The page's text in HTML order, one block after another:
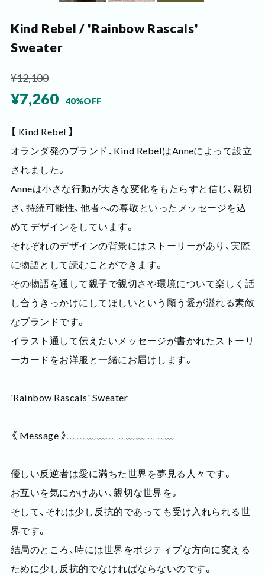
Kind Rebel / 'Rainbow Rascals'
Sweater
¥12,100
¥7,260 40%OFF
【 Kind Rebel 】
オランダ発のブランド、Kind RebelはAnneによって設立
されました。
Anneは小さな行動が大きな変化をもたらすと信じ、親切
さ、持続可能性、他者への尊敬といったメッセージを込
めてデザインをしています。
それぞれのデザインの背景にはストーリーがあり、実際
に物語として読むことができます。
その物語を通して親子で親切さや環境について楽しく話
し合うきっかけにしてほしいという願う愛が溢れる素敵
なブランドです。
イラスト通して伝えたいメッセージが書かれたストーリ
ーカードをお洋服と一緒にお届けします。
'Rainbow Rascals' Sweater
《 Message 》﹏﹏﹏﹏﹏﹏﹏﹏﹏﹏﹏
優しい反逆者は愛に満ちた世界を夢見る人々です。
お互いを気にかけあい、親切な世界を。
そして、それは少し反抗的であっても受け入れられる世
界です。
結局のところ、時には世界をポジティブな方向に変える
ために少し反抗的でなければならないのです。